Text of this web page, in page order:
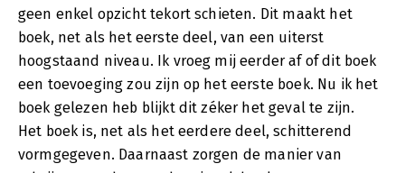
geen enkel opzicht tekort schieten. Dit maakt het
boek, net als het eerste deel, van een uiterst
hoogstaand niveau. Ik vroeg mij eerder af of dit boek
een toevoeging zou zijn op het eerste boek. Nu ik het
boek gelezen heb blijkt dit zéker het geval te zijn.
Het boek is, net als het eerdere deel, schitterend
vormgegeven. Daarnaast zorgen de manier van